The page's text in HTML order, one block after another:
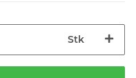
Stk